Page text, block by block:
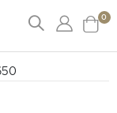
Cart
0